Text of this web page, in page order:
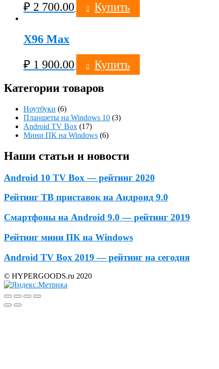
₽ 2 700.00 Купить
X96 Max
₽ 1 900.00
Купить
Категории товаров
Ноутбуки (6)
Планшеты на Windows 10 (3)
Android TV Box (17)
Мини ПК на Windows (6)
Наши статьи и новости
Android 10 TV Box — рейтинг 2020
Рейтинг ТВ приставок на Андроид 9.0
Смартфоны на Android 9.0 — рейтинг 2019
Рейтинг мини ПК на Windows
Android TV Box 2019 — рейтинг на сегодня
© HYPERGOODS.ru 2020